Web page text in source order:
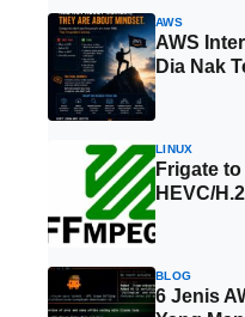
AWS
AWS
Dia Nak
LINUX
Frigate
HEVC/
BLOG
6 Jenis